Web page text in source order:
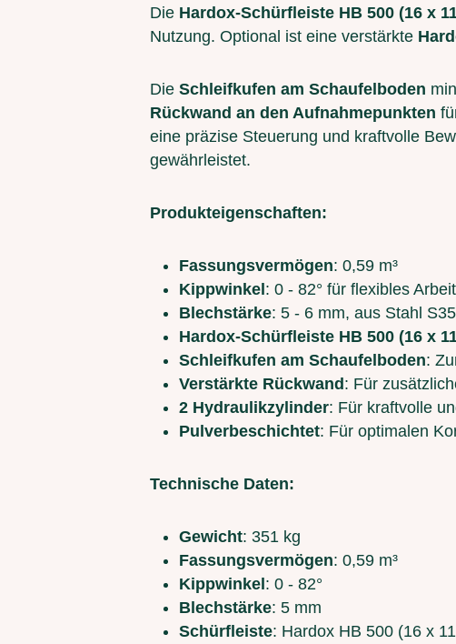
Die Hardox-Schürfleiste HB 500 (16 x
Nutzung. Optional ist eine verstärkte
Die Schleifkufen am Schaufelboden
Rückwand an den Aufnahmepunkten
eine präzise Steuerung und kraftvolle
gewährleistet.
Produkteigenschaften:
Fassungsvermögen: 0,59 m³
Kippwinkel : 0 - 82° für flexibles
Blechstärke: 5 - 6 mm, aus Stahl
Hardox-Schürfleiste HB 500 (16 x
Schleifkufen am Schaufelboden:
Verstärkte Rückwand : Für
2 Hydraulikzylinder: Für kraftvolle
Pulverbeschichtet: Für optimalen
Technische Daten:
Gewicht: 351 kg
Fassungsvermögen: 0,59 m³
Kippwinkel : 0 - 82°
Blechstärke: 5 mm
Schürfleiste: Hardox HB 500 (16 x